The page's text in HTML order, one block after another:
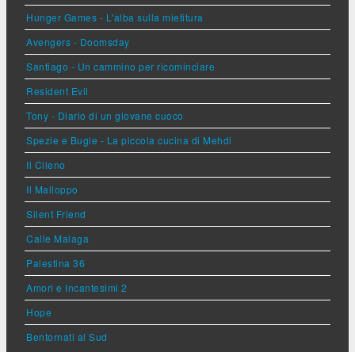
Hunger Games - L'alba sulla mietitura
Avengers - Doomsday
Santiago - Un cammino per ricominciare
Resident Evil
Tony - Diario di un giovane cuoco
Spezie e Bugie - La piccola cucina di Mehdi
Il Cileno
Il Malloppo
Silent Friend
Calle Malaga
Palestina 36
Amori e Incantesimi 2
Hope
Bentornati al Sud